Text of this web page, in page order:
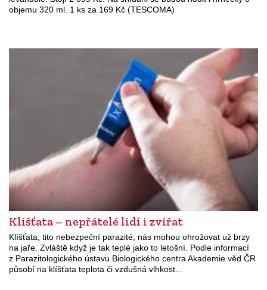
objemu 320 ml. 1 ks za 169 Kč (TESCOMA)
Klíšťata – nepřátelé lidí i zvířat
Klíšťata, tito nebezpeční parazité, nás mohou ohrožovat už brzy
na jaře. Zvláště když je tak teplé jako to letošní. Podle informací
z Parazitologického ústavu Biologického centra Akademie věd ČR
působí na klíšťata teplota či vzdušná vlhkost…